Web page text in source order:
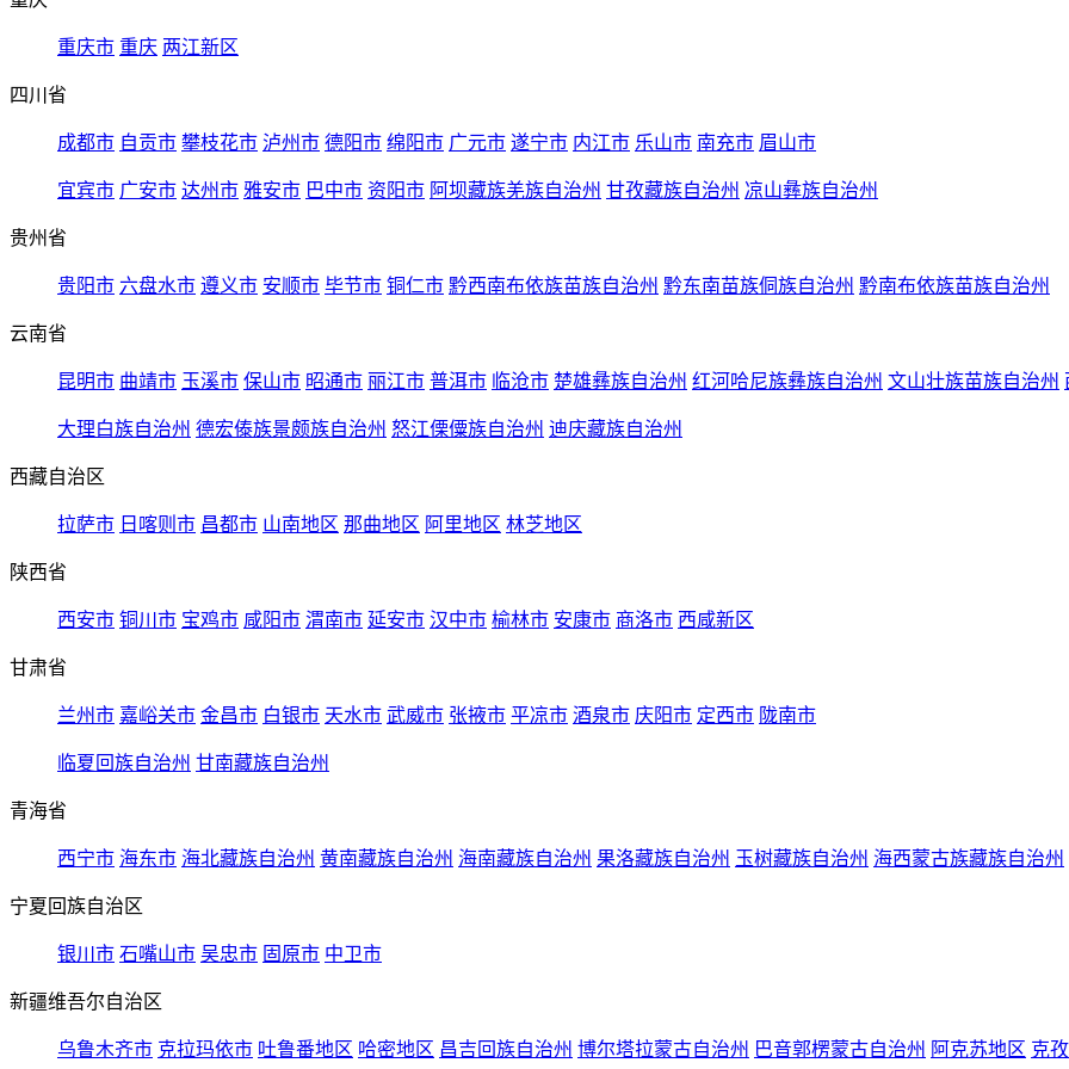
重庆市 重庆 两江新区
四川省
成都市 自贡市 攀枝花市 泸州市 德阳市 绵阳市 广元市 遂宁市 内江市 乐山市 南充市 眉山市
宜宾市 广安市 达州市 雅安市 巴中市 资阳市 阿坝藏族羌族自治州 甘孜藏族自治州 凉山彝族自治州
贵州省
贵阳市 六盘水市 遵义市 安顺市 毕节市 铜仁市 黔西南布依族苗族自治州 黔东南苗族侗族自治州 黔南布依族苗族自治州
云南省
昆明市 曲靖市 玉溪市 保山市 昭通市 丽江市 普洱市 临沧市 楚雄彝族自治州 红河哈尼族彝族自治州 文山壮族苗族自治州
大理白族自治州 德宏傣族景颇族自治州 怒江傈僳族自治州 迪庆藏族自治州
西藏自治区
拉萨市 日喀则市 昌都市 山南地区 那曲地区 阿里地区 林芝地区
陕西省
西安市 铜川市 宝鸡市 咸阳市 渭南市 延安市 汉中市 榆林市 安康市 商洛市 西咸新区
甘肃省
兰州市 嘉峪关市 金昌市 白银市 天水市 武威市 张掖市 平凉市 酒泉市 庆阳市 定西市 陇南市
临夏回族自治州 甘南藏族自治州
青海省
西宁市 海东市 海北藏族自治州 黄南藏族自治州 海南藏族自治州 果洛藏族自治州 玉树藏族自治州 海西蒙古族藏族自治州
宁夏回族自治区
银川市 石嘴山市 吴忠市 固原市 中卫市
新疆维吾尔自治区
乌鲁木齐市 克拉玛依市 吐鲁番地区 哈密地区 昌吉回族自治州 博尔塔拉蒙古自治州 巴音郭楞蒙古自治州 阿克苏地区 克